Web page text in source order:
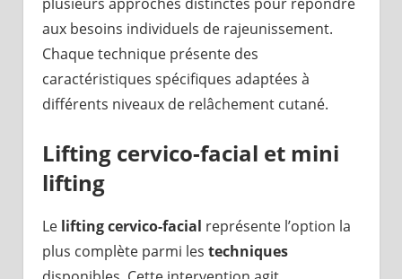
aux besoins individuels de rajeunissement.
Chaque technique présente des
caractéristiques spécifiques adaptées à
différents niveaux de relâchement cutané.
Lifting cervico-facial et mini
lifting
Le lifting cervico-facial représente l’option la
plus complète parmi les techniques